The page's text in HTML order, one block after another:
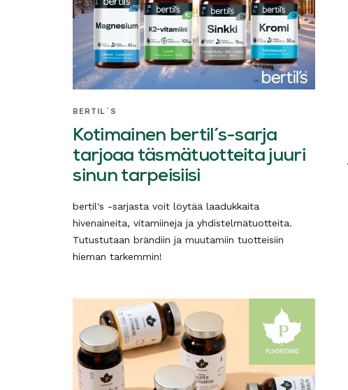
BERTIL´S
Kotimainen bertil´s-sarja
tarjoaa täsmätuotteita juuri
sinun tarpeisiisi
bertil's -sarjasta voit löytää laadukkaita
hivenaineita, vitamiineja ja yhdistelmätuotteita.
Tutustutaan brändiin ja muutamiin tuotteisiin
hieman tarkemmin!